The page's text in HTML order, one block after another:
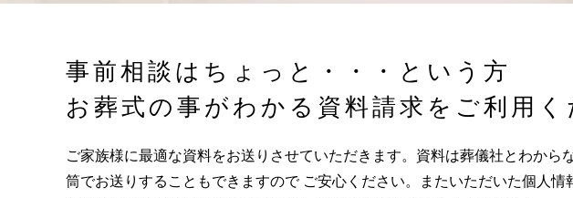
事前相談はちょっと・・・という方
お葬式の事がわかる資料請求をご利用く
ご家族様に最適な資料をお送りさせていただきます。資料は葬儀社とわから
筒でお送りすることもできますので ご安心ください。またいただいた個人情